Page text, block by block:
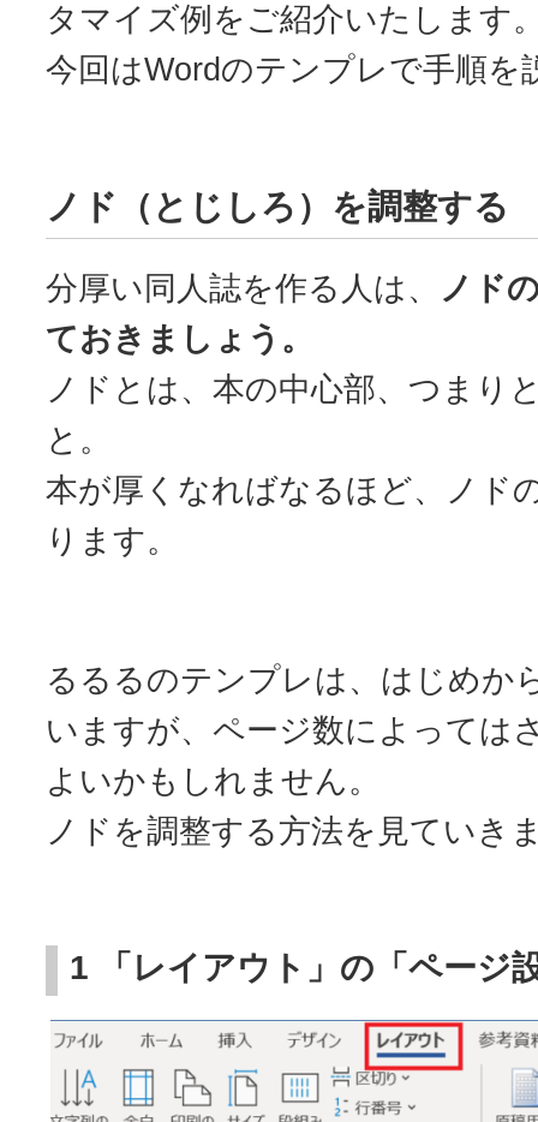
タマイズ例をご紹介いたします
今回はWordのテンプレで手順を
ノド（とじしろ）を調整する
分厚い同人誌を作る人は、
ノド
ておきましょう。
ノドとは、本の中心部、つまり
と。
本が厚くなればなるほど、ノド
ります。
るるるのテンプレは、はじめか
いますが、ページ数によっては
よいかもしれません。
ノドを調整する方法を見ていき
1 「レイアウト」の「ページ